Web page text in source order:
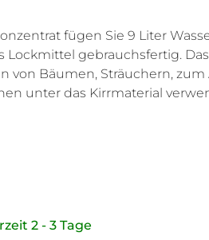
fügen Sie 9 Liter
Lockmittel gebrauchsfertig.
von Bäumen, Sträuchern, zum
unter das Kirrmaterial
2 - 3 Tage